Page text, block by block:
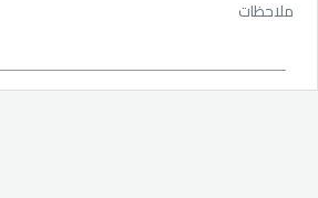
ملاحظات